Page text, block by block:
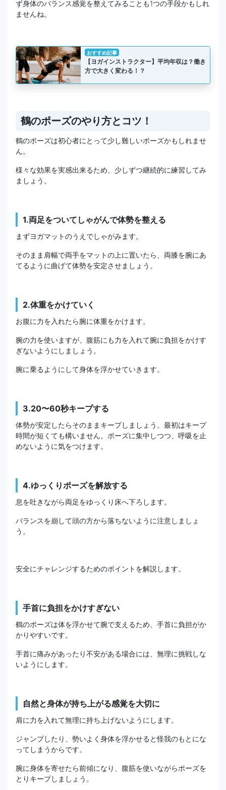
ず身体のバランス感覚を整えてみることも1つの手段かもしれ
ませんね。
おすすめ記事
【ヨガインストラクター】平均年収は？働き
方で大きく変わる！？
鶴のポーズのやり方とコツ！
鶴のポーズは初心者にとって少し難しいポーズかもしれませ
ん。
様々な効果を実感出来るため、少しずつ継続的に練習してみ
ましょう。
1.両足をついてしゃがんで体勢を整える
まずヨガマットのうえでしゃがみます。
そのまま肩幅で両手をマットの上に置いたら、両膝を腕にあ
てるように曲げて体勢を安定させましょう。
2.体重をかけていく
お腹に力を入れたら腕に体重をかけます。
腕の力を使いますが、腹筋にも力を入れて腕に負担をかけす
ぎないようにしましょう。
腕に乗るようにして身体を浮かせていきます。
3.20〜60秒キープする
体勢が安定したらそのままキープしましょう。最初はキープ
時間が短くても構いません。ポーズに集中しつつ、呼吸を止
めないように気をつけます。
4.ゆっくりポーズを解放する
息を吐きながら両足をゆっくり床へ下ろします。
バランスを崩して頭の方から落ちないように注意しましょ
う。
安全にチャレンジするためのポイントを解説します。
手首に負担をかけすぎない
鶴のポーズは体を浮かせて腕で支えるため、手首に負担がか
かりやすいです。
手首に痛みがあったり不安がある場合には、無理に挑戦しな
いようにします。
自然と身体が持ち上がる感覚を大切に
肩に力を入れて無理に持ち上げないようにします。
ジャンプしたり、勢いよく身体を浮かせると怪我のもとにな
ってしまうからです。
腕に身体を寄せたら前傾になり、腹筋を使いながらポーズを
とりキープしましょう。